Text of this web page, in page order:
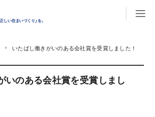
正しい住まいづくり」を。
› いたばし働きがいのある会社賞を受賞しました！
いのある会社賞を受賞しまし